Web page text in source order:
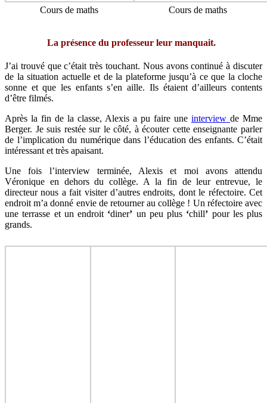
Cours de maths Cours de maths
La présence du professeur leur manquait.
J’ai trouvé que c’était très touchant. Nous avons continué à discuter
de la situation actuelle et de la plateforme jusqu’à ce que la cloche
sonne et que les enfants s’en aille. Ils étaient d’ailleurs contents
d’être filmés.
Après la fin de la classe, Alexis a pu faire une interview de Mme
Berger. Je suis restée sur le côté, à écouter cette enseignante parler
de l’implication du numérique dans l’éducation des enfants. C’était
intéressant et très apaisant.
Une fois l’interview terminée, Alexis et moi avons attendu
Véronique en dehors du collège. A la fin de leur entrevue, le
directeur nous a fait visiter d’autres endroits, dont le réfectoire. Cet
endroit m’a donné envie de retourner au collège ! Un réfectoire avec
une terrasse et un endroit ‘diner’ un peu plus ‘chill’ pour les plus
grands.